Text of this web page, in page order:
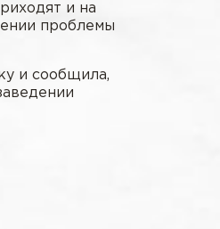
и на
проблемы
и сообщила,